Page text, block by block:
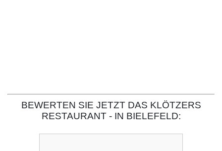
BEWERTEN SIE JETZT DAS KLÖTZERS
RESTAURANT - IN BIELEFELD: